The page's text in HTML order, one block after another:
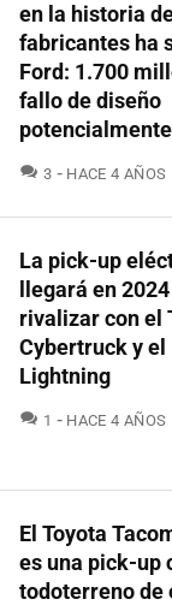
en la historia
fabricantes ha
Ford: 1.700
fallo de diseño
3 COMENTARIOS
HACE 4 AÑOS
La pick-up
llegará en
rivalizar con el
Cybertruck y el
Lightning
1 COMENTARIOS
HACE 4 AÑOS
El Toyota
es una pick-up
todoterreno de